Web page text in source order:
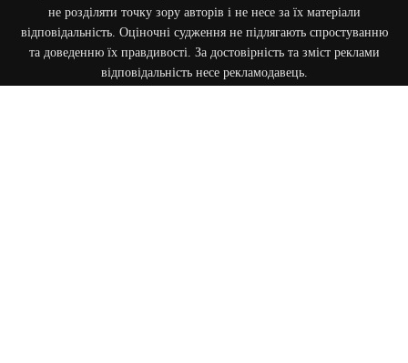
не розділяти точку зору авторів і не несе за їх матеріали
відповідальність. Оціночні судження не підлягають спростуванню
та доведенню їх правдивості. За достовірність та зміст реклами
відповідальність несе рекламодавець.